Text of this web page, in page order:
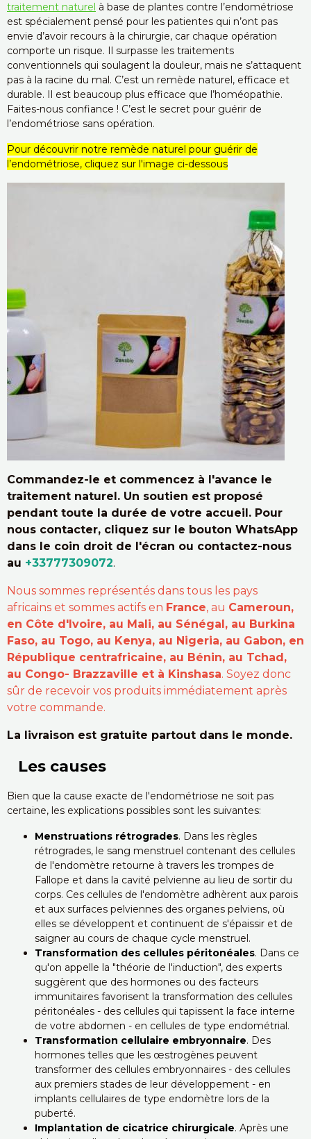
traitement naturel à base de plantes contre l’endométriose
est spécialement pensé pour les patientes qui n’ont pas
envie d’avoir recours à la chirurgie, car chaque opération
comporte un risque. Il surpasse les traitements
conventionnels qui soulagent la douleur, mais ne s’attaquent
pas à la racine du mal. C’est un remède naturel, efficace et
durable. Il est beaucoup plus efficace que l’homéopathie.
Faites-nous confiance ! C’est le secret pour guérir de
l’endométriose sans opération.
Pour découvrir notre remède naturel pour guérir de
l’endométriose, cliquez sur l'image ci-dessous
Commandez-le et commencez à l'avance le
traitement naturel. Un soutien est proposé
pendant toute la durée de votre accueil. Pour
nous contacter, cliquez sur le bouton WhatsApp
dans le coin droit de l'écran ou contactez-nous
au +33777309072.
Nous sommes représentés dans tous les pays
africains et sommes actifs en France, au Cameroun,
en Côte d'Ivoire, au Mali, au Sénégal, au Burkina
Faso, au Togo, au Kenya, au Nigeria, au Gabon, en
République centrafricaine, au Bénin, au Tchad,
au Congo- Brazzaville et à Kinshasa. Soyez donc
sûr de recevoir vos produits immédiatement après
votre commande.
La livraison est gratuite partout dans le monde.
Les causes
Bien que la cause exacte de l'endométriose ne soit pas
certaine, les explications possibles sont les suivantes:
Menstruations rétrogrades. Dans les règles
rétrogrades, le sang menstruel contenant des cellules
de l'endomètre retourne à travers les trompes de
Fallope et dans la cavité pelvienne au lieu de sortir du
corps. Ces cellules de l'endomètre adhèrent aux parois
et aux surfaces pelviennes des organes pelviens, où
elles se développent et continuent de s'épaissir et de
saigner au cours de chaque cycle menstruel.
Transformation des cellules péritonéales. Dans ce
qu'on appelle la "théorie de l'induction", des experts
suggèrent que des hormones ou des facteurs
immunitaires favorisent la transformation des cellules
péritonéales - des cellules qui tapissent la face interne
de votre abdomen - en cellules de type endométrial.
Transformation cellulaire embryonnaire. Des
hormones telles que les œstrogènes peuvent
transformer des cellules embryonnaires - des cellules
aux premiers stades de leur développement - en
implants cellulaires de type endomètre lors de la
puberté.
Implantation de cicatrice chirurgicale. Après une